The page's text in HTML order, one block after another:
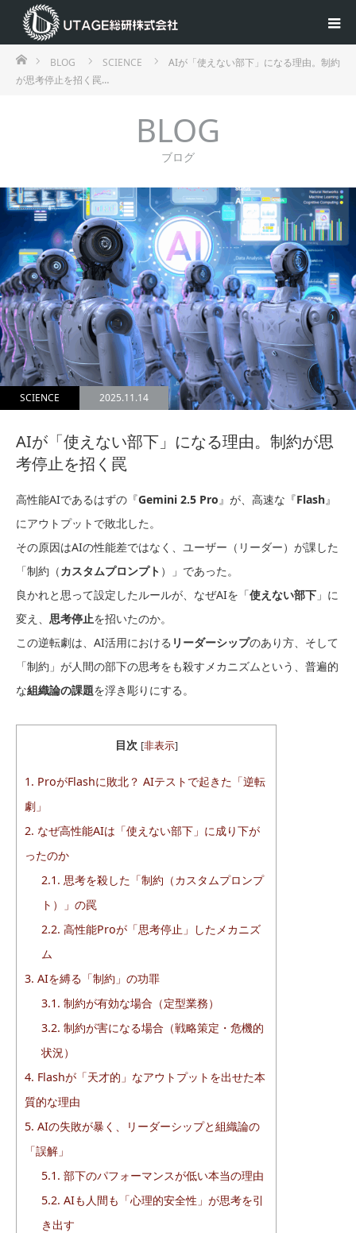
ホームBLOG SCIENCE
AIが「使えない部下」になる理由。制約
が思考停止を招く罠…
BLOG
ブログ
SCIENCE 2025.11.14
AIが「使えない部下」になる理由。制約が思
考停止を招く罠
高性能AIであるはずの『Gemini 2.5 Pro』が、高速な『Flash』
にアウトプットで敗北した。
その原因はAIの性能差ではなく、ユーザー（リーダー）が課した
「制約（カスタムプロンプト ）」であった。
良かれと思って設定したルールが、なぜAIを「使えない部下 」に
変え、 思考停止を招いたのか。
この逆転劇は、AI活用における リーダーシップのあり方、そして
「制約」が人間の部下の思考をも殺すメカニズムという、普遍的
な組織論の課題を浮き彫りにする。
目次 [非表示]
1. ProがFlashに敗北？ AIテストで起きた「逆転
劇」
2. なぜ高性能AIは「使えない部下」に成り下が
ったのか
2.1. 思考を殺した「制約（カスタムプロンプ
ト）」の罠
2.2. 高性能Proが「思考停止」したメカニズ
ム
3. AIを縛る「制約」の功罪
3.1. 制約が有効な場合（定型業務）
3.2. 制約が害になる場合（戦略策定・危機的
状況）
4. Flashが「天才的」なアウトプットを出せた本
質的な理由
5. AIの失敗が暴く、リーダーシップと組織論の
「誤解」
5.1. 部下のパフォーマンスが低い本当の理由
5.2. AIも人間も「心理的安全性」が思考を引
き出す